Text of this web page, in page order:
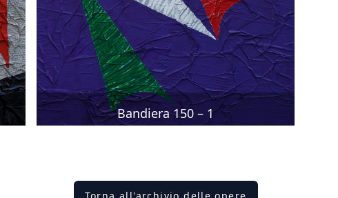
Bandiera 150 – 1
Torna all'archivio delle opere